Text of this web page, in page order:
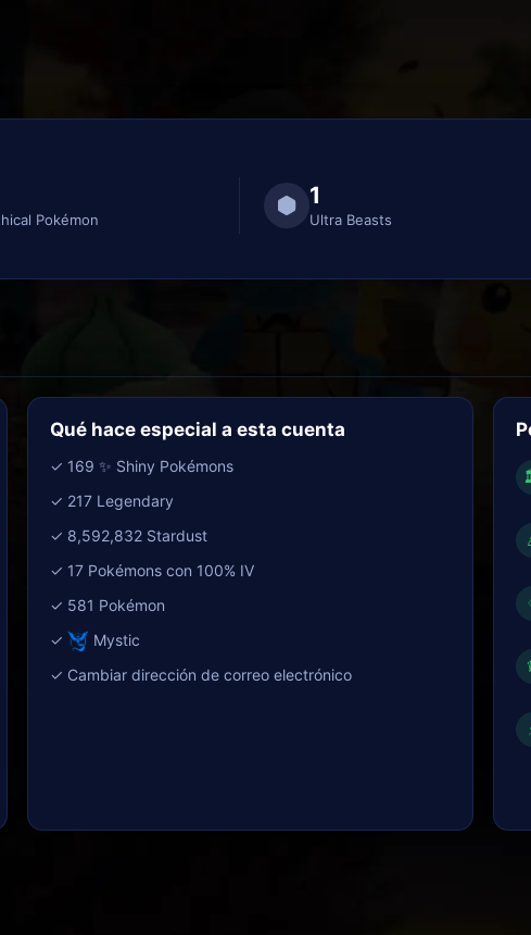
Pokémon
1
Ultra Beasts
Qué hace especial a esta cuenta
✓ 169 ✨ Shiny Pokémons
✓ 217 Legendary
✓ 8,592,832 Stardust
✓ 17 Pokémons con 100% IV
✓ 581 Pokémon
✓
Mystic
✓ Cambiar dirección de correo electrónico